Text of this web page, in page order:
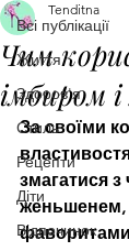
Всі публікації
Життя
Здоров'я
Стиль
Рецепти
Діти
Відпочинок
Чим
імбиром
Tenditna
За своїми
змагатися з
женьшенем,